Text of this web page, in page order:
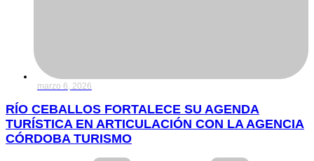
marzo 6, 2026
RÍO CEBALLOS FORTALECE SU AGENDA
TURÍSTICA EN ARTICULACIÓN CON LA AGENCIA
CÓRDOBA TURISMO